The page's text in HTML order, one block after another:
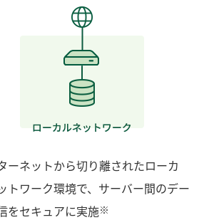
ーネットから切り離されたローカ
トワーク環境で、サーバー間のデー
をセキュアに実施※